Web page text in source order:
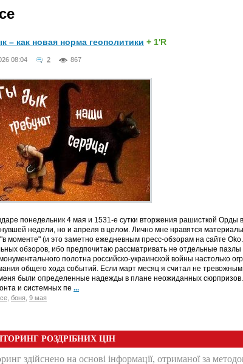
– как новая норма геополитики + 1'R
08:04 2 867
понедельник 4 мая и 1531-е сутки вторжения рашисткой Орды
недели, но и апреля в целом. Лично мне нравятся
моменте" (и это заметно ежедневным пресс-обзорам на сайте
обзоров, ибо предпочитаю рассматривать не отдельные пазлы
полотна российско-украинской войны настолько
общего хода событий. Если март месяц я считал не
были определенные надежды в плане неожиданных сюрпризов.
и системных пе ...
боня 9 мая